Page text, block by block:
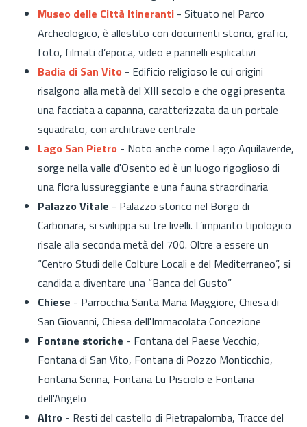
Museo delle Città Itineranti - Situato nel Parco
Archeologico, è allestito con documenti storici, grafici,
foto, filmati d’epoca, video e pannelli esplicativi
Badia di San Vito - Edificio religioso le cui origini
risalgono alla metà del XIII secolo e che oggi presenta
una facciata a capanna, caratterizzata da un portale
squadrato, con architrave centrale
Lago San Pietro - Noto anche come Lago Aquilaverde,
sorge nella valle d'Osento ed è un luogo rigoglioso di
una flora lussureggiante e una fauna straordinaria
Palazzo Vitale - Palazzo storico nel Borgo di
Carbonara, si sviluppa su tre livelli. L’impianto tipologico
risale alla seconda metà del 700. Oltre a essere un
“Centro Studi delle Colture Locali e del Mediterraneo”, si
candida a diventare una “Banca del Gusto”
Chiese - Parrocchia Santa Maria Maggiore, Chiesa di
San Giovanni, Chiesa dell'Immacolata Concezione
Fontane storiche - Fontana del Paese Vecchio,
Fontana di San Vito, Fontana di Pozzo Monticchio,
Fontana Senna, Fontana Lu Pisciolo e Fontana
dell'Angelo
Altro - Resti del castello di Pietrapalomba, Tracce del